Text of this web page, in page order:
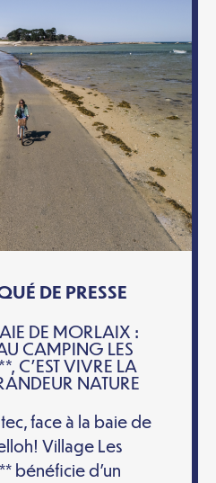
DE PRESSE
DE MORLAIX :
CAMPING LES
C’EST VIVRE LA
NATURE
face à la baie de
Village Les
bénéficie d’un